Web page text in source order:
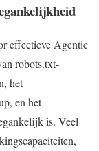
effectieve Agentic
robots.txt-
het
en het
is. Veel